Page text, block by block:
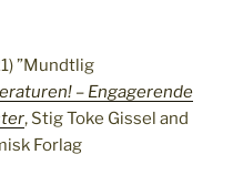
”Mundtlig
– Engagerende
, Stig Toke Gissel and
Forlag